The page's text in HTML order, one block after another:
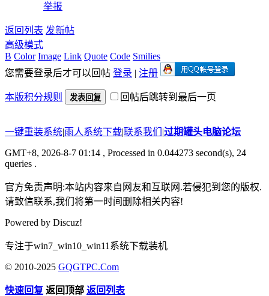
举报
返回列表 发新帖
高级模式
B Color Image Link Quote Code Smilies
您需要登录后才可以回帖 登录 | 注册
本版积分规则 发表回复 回帖后跳转到最后一页
一键重装系统|雨人系统下载|联系我们 |过期罐头电脑论坛
GMT+8, 2026-8-7 01:14 , Processed in 0.044273 second(s), 24
queries .
官方免责声明:本站内容来自网友和互联网.若侵犯到您的版权.
请致信联系,我们将第一时间删除相关内容!
Powered by Discuz!
专注于win7_win10_win11系统下载装机
© 2010-2025 GQGTPC.Com
快速回复 返回顶部 返回列表